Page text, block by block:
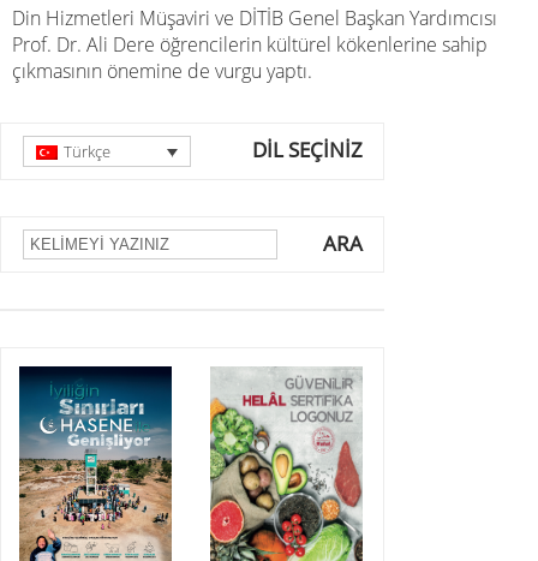
Din Hizmetleri Müşaviri ve DİTİB Genel Başkan Yardımcısı
Prof. Dr. Ali Dere öğrencilerin kültürel kökenlerine sahip
çıkmasının önemine de vurgu yaptı.
DİL SEÇİNİZ
Türkçe
ARA